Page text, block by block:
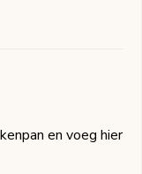
en voeg hier